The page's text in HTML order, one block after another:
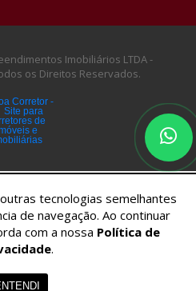
Imobiliários LTDA -
os Direitos Reservados.
tecnologias semelhantes
de navegação. Ao continuar
com a nossa Política de
.